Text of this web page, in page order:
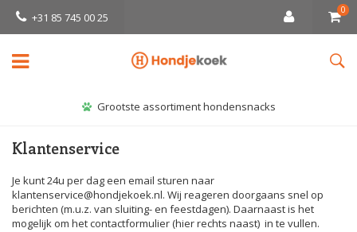
+31 85 745 00 25
0
Grootste assortiment hondensnacks
Klantenservice
Je kunt 24u per dag een email sturen naar
klantenservice@hondjekoek.nl. Wij reageren doorgaans snel op
berichten (m.u.z. van sluiting- en feestdagen). Daarnaast is het
mogelijk om het contactformulier (hier rechts naast) in te vullen.